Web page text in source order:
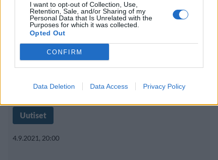
I want to opt-out of Collection, Use,
Retention, Sale, and/or Sharing of my
Personal Data that Is Unrelated with the
Purposes for which it was collected.
Opted Out
CONFIRM
Data Deletion Data Access Privacy Policy
Uutiset
4.9.2021, 20:00